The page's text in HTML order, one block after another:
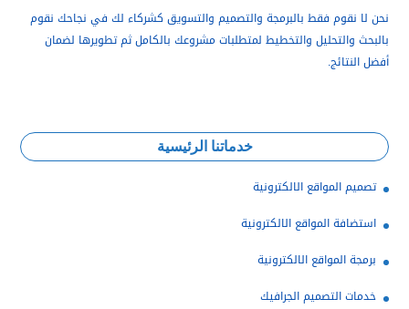
نحن لا نقوم فقط بالبرمجة والتصميم والتسويق كشركاء لك في نجاحك نقوم
بالبحث والتحليل والتخطيط لمتطلبات مشروعك بالكامل ثم تطويرها لضمان
أفضل النتائج.
خدماتنا الرئيسية
تصميم المواقع الالكترونية
استضافة المواقع الالكترونية
برمجة المواقع الالكترونية
خدمات التصميم الجرافيك